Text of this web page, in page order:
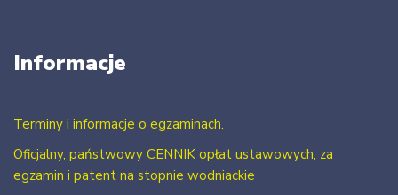
Informacje
Terminy i informacje o egzaminach.
Oficjalny, państwowy CENNIK opłat ustawowych, za
egzamin i patent na stopnie wodniackie